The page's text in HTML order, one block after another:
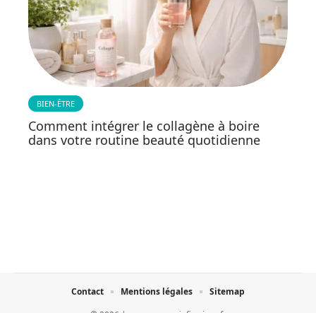
BIEN-ÊTRE
Comment intégrer le collagène à boire
dans votre routine beauté quotidienne
Contact Mentions légales Sitemap